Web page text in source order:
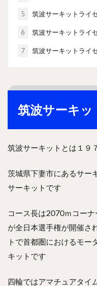
5 筑波サーキットライ
6 筑波サーキットライ
7 筑波サーキットライ
筑波サーキッ
筑波サーキットとは１９
茨城県下妻市にあるサー
サーキットです
コース長は2070ｍコー
が全日本選手権が開催さ
トで首都圏におけるモー
キットです
四輪ではアマチュアタイ